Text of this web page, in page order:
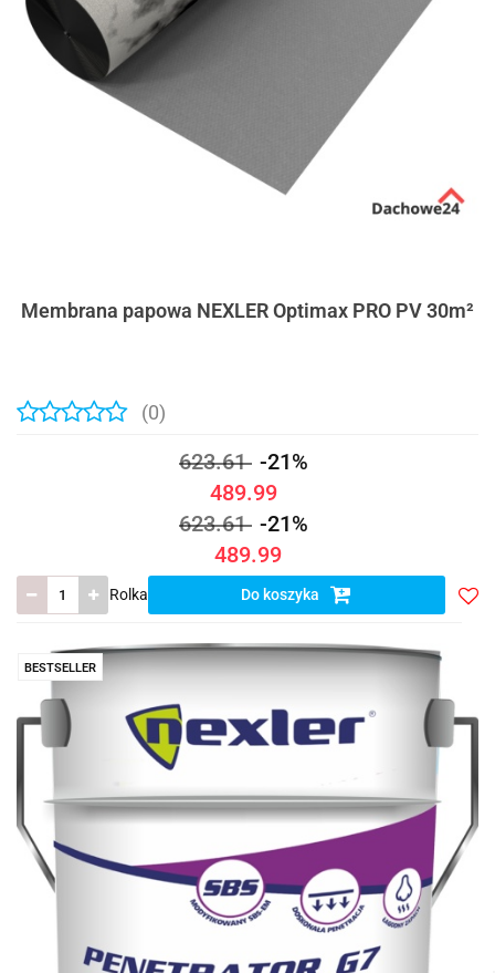
Membrana papowa NEXLER Optimax PRO PV 30m²
(0)
623.61 -21%
489.99
623.61 -21%
489.99
Rolka Do koszyka
BESTSELLER